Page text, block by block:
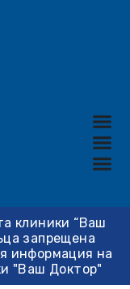
клиники “Ваш
запрещена
информация на
"Ваш Доктор"